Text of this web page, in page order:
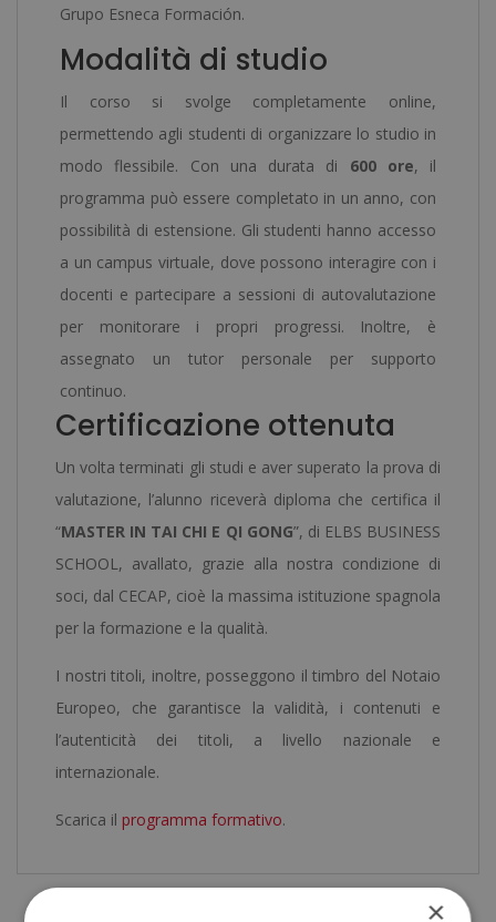
Grupo Esneca Formación.
Modalità di studio
Il corso si svolge completamente online,
permettendo agli studenti di organizzare lo studio in
modo flessibile. Con una durata di 600 ore, il
programma può essere completato in un anno, con
possibilità di estensione. Gli studenti hanno accesso
a un campus virtuale, dove possono interagire con i
docenti e partecipare a sessioni di autovalutazione
per monitorare i propri progressi. Inoltre, è
assegnato un tutor personale per supporto
continuo.
Certificazione ottenuta
Un volta terminati gli studi e aver superato la prova di
valutazione, l’alunno riceverà diploma che certifica il
“MASTER IN TAI CHI E QI GONG”, di ELBS BUSINESS
SCHOOL, avallato, grazie alla nostra condizione di
soci, dal CECAP, cioè la massima istituzione spagnola
per la formazione e la qualità.
I nostri titoli, inoltre, posseggono il timbro del Notaio
Europeo, che garantisce la validità, i contenuti e
l’autenticità dei titoli, a livello nazionale e
internazionale.
Scarica il programma formativo.
×